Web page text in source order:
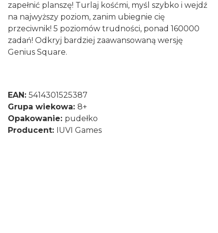
zapełnić planszę! Turlaj kośćmi, myśl szybko i wejdź
na najwyższy poziom, zanim ubiegnie cię
przeciwnik! 5 poziomów trudności, ponad 160000
zadań! Odkryj bardziej zaawansowaną wersję
Genius Square.
EAN: 5414301525387
Grupa wiekowa: 8+
Opakowanie: pudełko
Producent: IUVI Games